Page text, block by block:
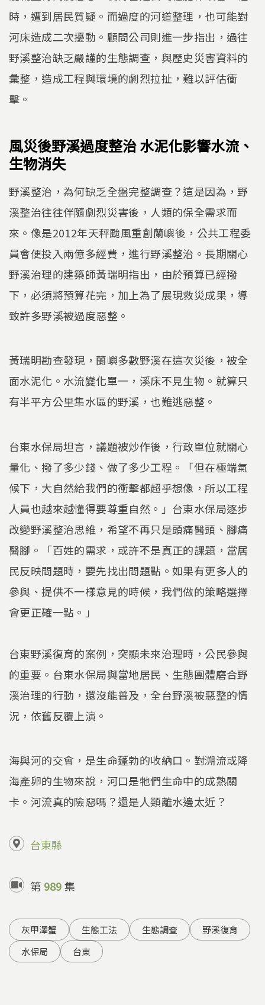
時，遭到居民質疑。而過度的河道整理，也可能對
河床造成二次擾動。顧問公司則進一步指出，過往
野溪整治缺乏嚴謹的生態調查，與歷史災害資料的
彙整，造成工程與環境的劇烈拉扯，難以評估衝
擊。
風災後野溪過度整治 水泥化影響水流、
生物消失
野溪整治，為何缺乏全盤完整調查？這是因為，野
溪整治往往伴隨劇烈災害後，人類的保全需求而
來。像是2012年天秤颱風重創蘭嶼後，公共工程委
員會便投入兩億多經費，進行野溪整治。長期關心
野溪治理的建築師黃瑞明指出，由於預算已經撥
下，必須將預算花完，加上為了展現救災成果，導
致許多野溪被過度惡整。
黃瑞明勘查發現，蘭嶼多數野溪在這次災後，被全
面水泥化。水流變化單一，溪床不見生物。就算只
有半平方公里集水區的野溪，也難逃惡整。
台東水保局坦言，議題被炒作後，行政單位就關心
量化、撥了多少錢、做了多少工程。「但在極端氣
候下，大自然給我們的衝擊都超乎想像，所以工程
人員也越來越懂得要尊重自然。」台東水保局逐步
改變野溪整治思維，希望不再只是頭痛醫頭、腳痛
醫腳。「百姓的需求，或許不是真正的課題，當居
民反映問題時，要先找出問題點。如果有更多人的
參與、提供不一樣意見的時候，我們做的策略選擇
會更正確一點。」
台東野溪復育的案例，突顯未來治理時，公民參與
的重要。台東水保局與當地居民、生態團體磨合野
溪治理的行動，還沒能普及，全台野溪被惡整的情
況，依舊反覆上演。
海與河的交會，是生命蓬勃的收納口。對溯流或降
海產卵的生物來說，河口是牠們生命中的成熟關
卡。河流真的險惡嗎？還是人類離水邊太近？
台東縣
第 989集
灰甲澤蟹 生態工法 生態調查
野溪復育
水保局
台東